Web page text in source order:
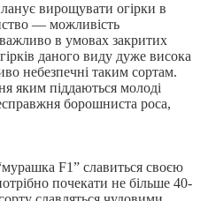
вирощувати огірки в
— можливість
в умовах закритих
даного виду дуже висока
небезпечні таким сортам.
яким піддаються молоді
борошниста роса,
F1” славиться своєю
почекати не більше 40-